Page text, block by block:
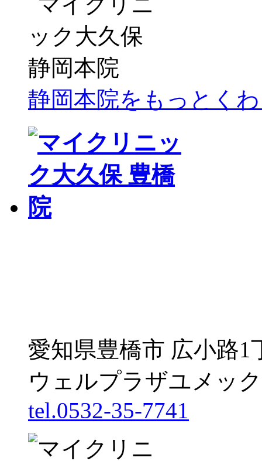
静岡本院をもっとく
愛知県豊橋市 広小路1
ウェルプラザユメッ
tel.0532-35-7741